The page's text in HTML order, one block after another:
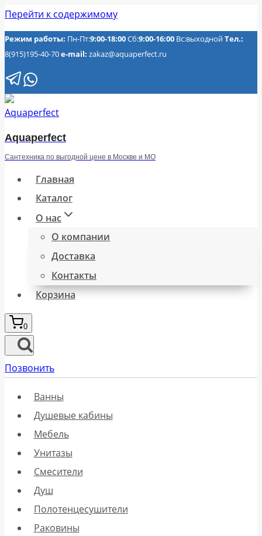
Перейти к содержимому
Режим работы: Пн-Пт:9:00-18:00Сб:9:00-16:00 Вс:выходнойТел.:
8(915)195-40-70e-mail: zakaz@aquaperfect.ru
Aquaperfect
Сантехника по выгодной цене в Москве и МО
Главная
Каталог
О нас
О компании
Доставка
Контакты
Корзина
0
Позвонить
Ванны
Душевые кабины
Мебель
Унитазы
Смесители
Душ
Полотенцесушители
Раковины